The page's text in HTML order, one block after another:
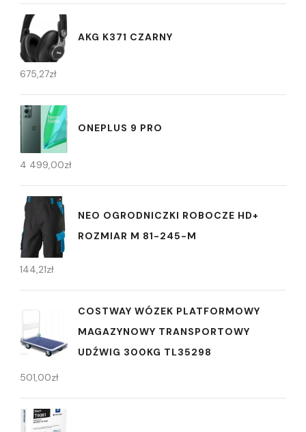
AKG K371 CZARNY
675,27zł
ONEPLUS 9 PRO
4 499,00zł
NEO OGRODNICZKI ROBOCZE HD+
ROZMIAR M 81-245-M
144,21zł
COSTWAY WÓZEK PLATFORMOWY
MAGAZYNOWY TRANSPORTOWY
UDŹWIG 300KG TL35298
501,00zł